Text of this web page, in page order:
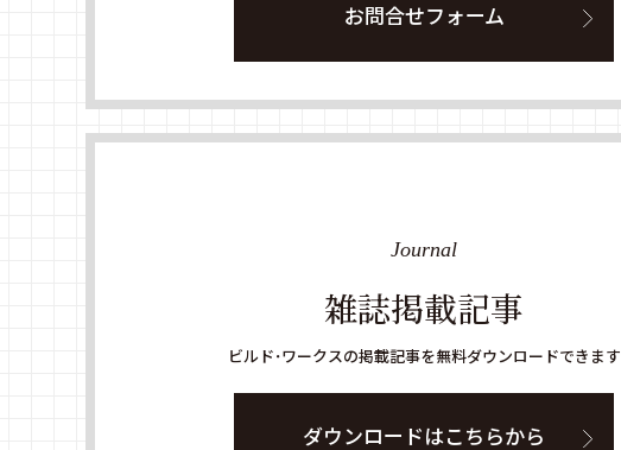
お問合せフォーム
雑誌掲載記事
Journal
ビルド・ワークスの掲載記事を無料ダウンロードできます
ダウンロードはこちらから